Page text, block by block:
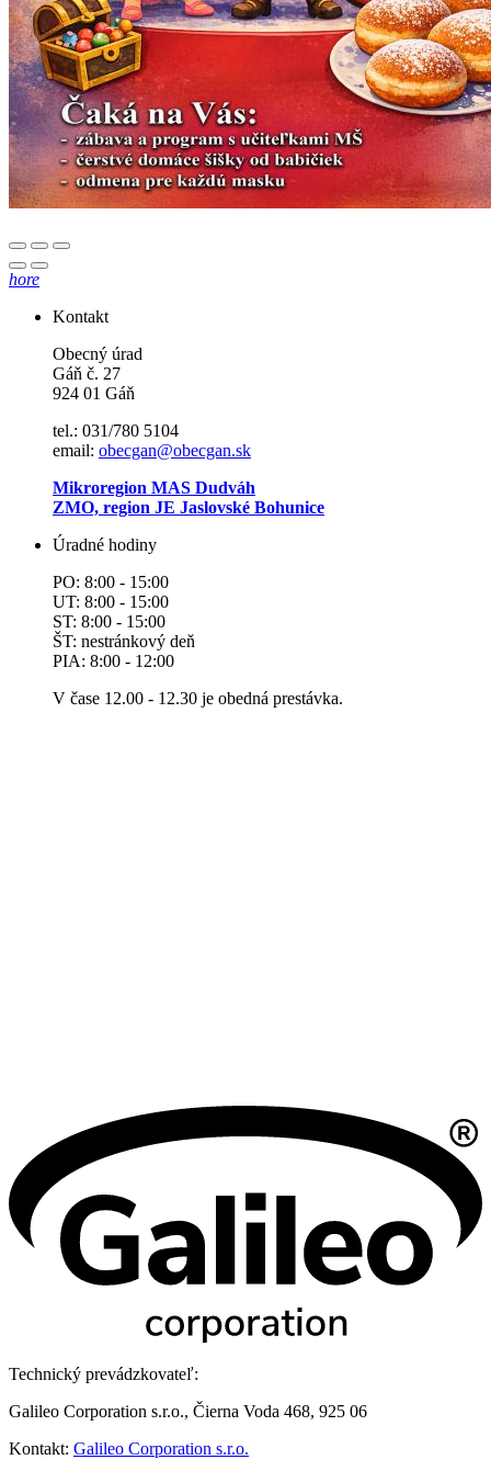
hore
Kontakt
Obecný úrad
Gáň č. 27
924 01 Gáň
tel.: 031/780 5104
email: obecgan@obecgan.sk
Mikroregion MAS Dudváh
ZMO, region JE Jaslovské Bohunice
Úradné hodiny
PO: 8:00 - 15:00
UT: 8:00 - 15:00
ST: 8:00 - 15:00
ŠT: nestránkový deň
PIA: 8:00 - 12:00
V čase 12.00 - 12.30 je obedná prestávka.
Technický prevádzkovateľ:
Galileo Corporation s.r.o., Čierna Voda 468, 925 06
Kontakt: Galileo Corporation s.r.o.